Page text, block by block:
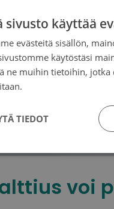
voi
sivusto käyttää
evästeitä sisällön,
käytöstäsi
ne muihin tietoihin, jotka
TIEDOT